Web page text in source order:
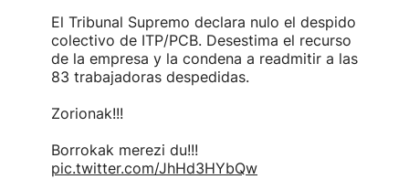
El Tribunal Supremo declara nulo el despido
colectivo de ITP/PCB. Desestima el recurso
de la empresa y la condena a readmitir a las
83 trabajadoras despedidas.
Zorionak!!!
Borrokak merezi du!!!
pic.twitter.com/JhHd3HYbQw